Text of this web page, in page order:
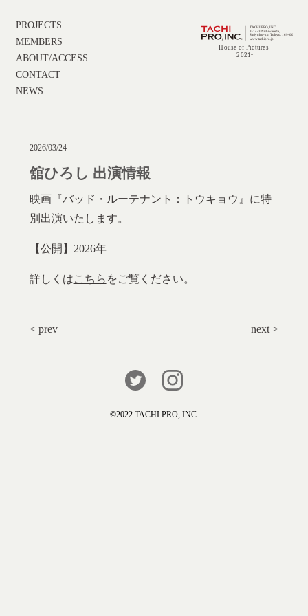
PROJECTS
MEMBERS
ABOUT/ACCESS
CONTACT
NEWS
2026/03/24
舘ひろし 出演情報
映画『バッド・ルーテナント：トウキョウ』に特
別出演いたします。
【公開】2026年
詳しくはこちら をご覧ください。
< prev next >
©️2022 TACHI PRO, INC.